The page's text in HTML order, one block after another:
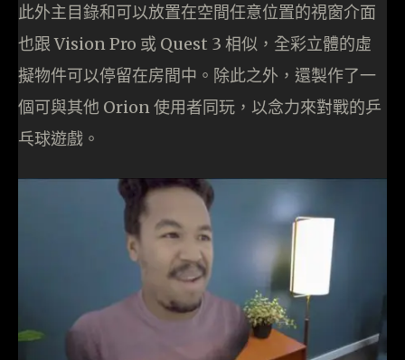
此外主目錄和可以放置在空間任意位置的視窗介面
也跟 Vision Pro 或 Quest 3 相似，全彩立體的虛
擬物件可以停留在房間中。除此之外，還製作了一
個可與其他 Orion 使用者同玩，以念力來對戰的乒
乓球遊戲。